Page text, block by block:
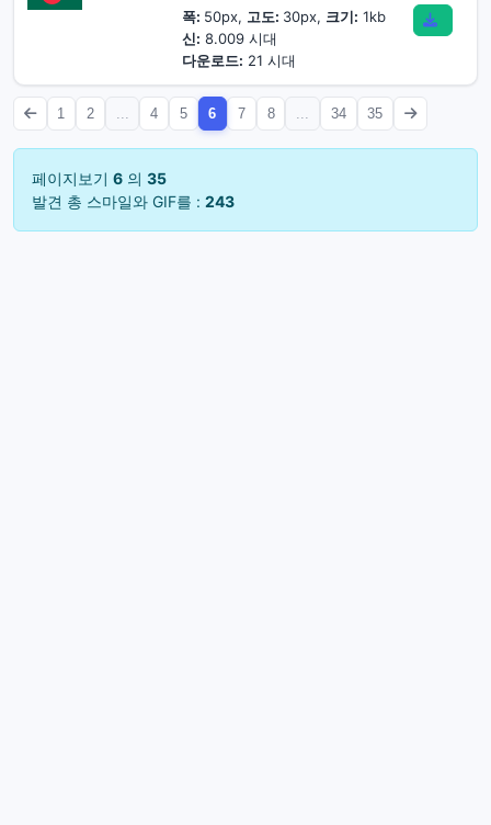
폭: 50px, 고도: 30px, 크기: 1kb
신: 8.009 시대
다운로드: 21 시대
1 2 4 5 6 7 8 34 35
페이지보기 6 의 35
발견 총 스마일와 GIF를 : 243